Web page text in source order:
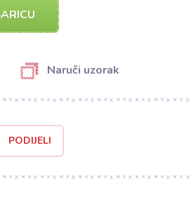
Naruči uzorak
PODIJELI